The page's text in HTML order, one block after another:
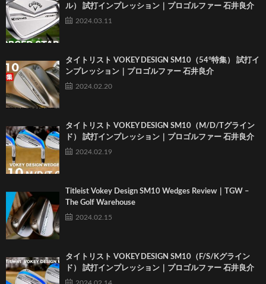
ル） 試打インプレッション｜プロゴルファー 石井良介
2024.03.11
タイトリスト VOKEY DESIGN SM10（54°特集） 試打イ
ンプレッション｜プロゴルファー 石井良介
2024.02.20
タイトリスト VOKEY DESIGN SM10（M/D/Tグライン
ド） 試打インプレッション｜プロゴルファー 石井良介
2024.02.19
Titleist Vokey Design SM10 Wedges Review｜TGW –
The Golf Warehouse
2024.02.15
タイトリスト VOKEY DESIGN SM10（F/S/Kグライン
ド） 試打インプレッション｜プロゴルファー 石井良介